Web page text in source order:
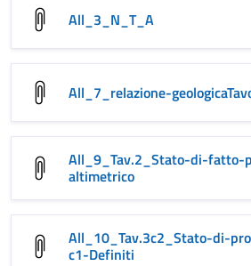
All_3_N_T_A
All_7_relazione-
All_9_Tav.2_Stato-di-fatto-
altimetrico
All_10_Tav.3c2_Stato-di-
c1-Definiti